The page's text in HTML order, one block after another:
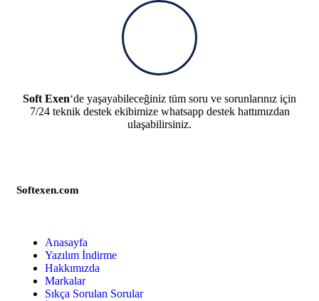
Soft Exen‘de yaşayabileceğiniz tüm soru ve sorunlarınız için
7/24 teknik destek ekibimize whatsapp destek hattımızdan
ulaşabilirsiniz.
Softexen.com
Anasayfa
Yazılım İndirme
Hakkımızda
Markalar
Sıkça Sorulan Sorular